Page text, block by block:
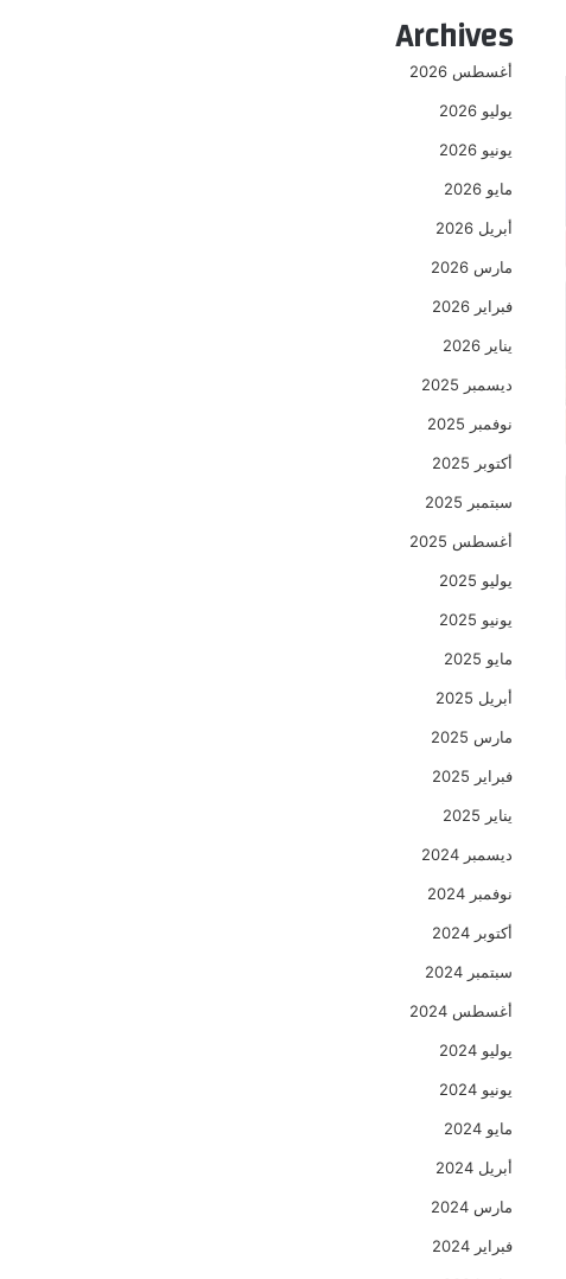
Archives
أغسطس 2026
يوليو 2026
يونيو 2026
مايو 2026
أبريل 2026
مارس 2026
فبراير 2026
يناير 2026
ديسمبر 2025
نوفمبر 2025
أكتوبر 2025
سبتمبر 2025
أغسطس 2025
يوليو 2025
يونيو 2025
مايو 2025
أبريل 2025
مارس 2025
فبراير 2025
يناير 2025
ديسمبر 2024
نوفمبر 2024
أكتوبر 2024
سبتمبر 2024
أغسطس 2024
يوليو 2024
يونيو 2024
مايو 2024
أبريل 2024
مارس 2024
فبراير 2024